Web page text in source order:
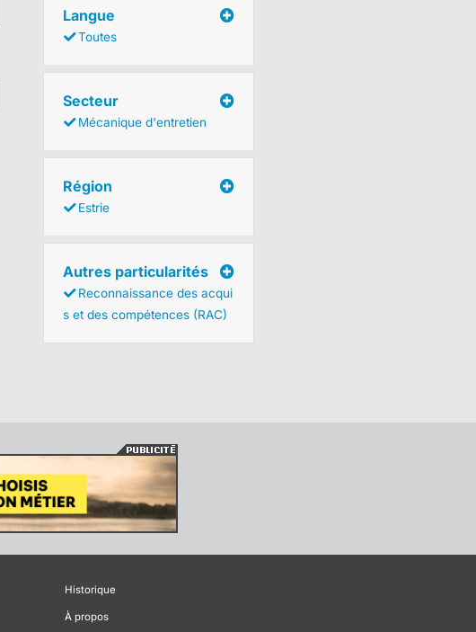
Langue
Toutes
Secteur
Mécanique d'entretien
Région
Estrie
Autres particularités
Reconnaissance des acqui
s et des compétences (RAC)
Historique
À propos